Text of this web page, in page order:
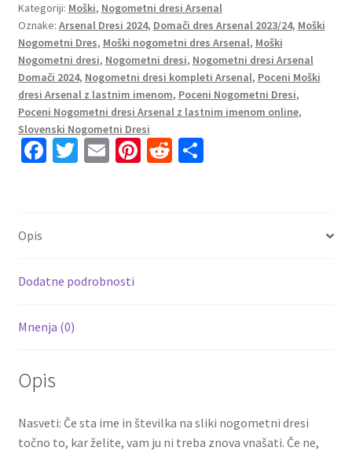
Arsenal
2023-
24
rdeča
bela
Jurrien
Timber
12
količina
Kategoriji: Moški, Nogometni dresi Arsenal
Oznake: Arsenal Dresi 2024, Domači dres Arsenal 2023/24, Moški
Nogometni Dres, Moški nogometni dres Arsenal, Moški
Nogometni dresi, Nogometni dresi, Nogometni dresi Arsenal
Domači 2024, Nogometni dresi kompleti Arsenal, Poceni Moški
dresi Arsenal z lastnim imenom, Poceni Nogometni Dresi,
Poceni Nogometni dresi Arsenal z lastnim imenom online,
Slovenski Nogometni Dresi
Fa
k
T E Pi R S
Opis
Dodatne podrobnosti
Mnenja (0)
Opis
Nasveti: Če sta ime in številka na sliki nogometni dresi
točno to, kar želite, vam ju ni treba znova vnašati. Če ne,